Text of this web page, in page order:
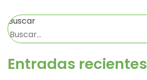
Buscar
Entradas recientes